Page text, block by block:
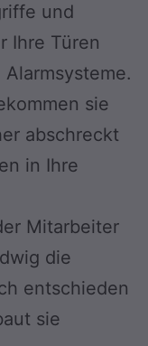
und
Ihre Türen
sie
abschreckt
in Ihre
Mitarbeiter
die
entschieden
sie